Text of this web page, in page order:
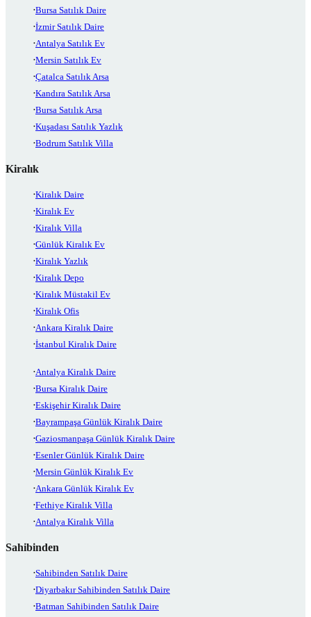
Bursa Satılık Daire
İzmir Satılık Daire
Antalya Satılık Ev
Mersin Satılık Ev
Çatalca Satılık Arsa
Kandıra Satılık Arsa
Bursa Satılık Arsa
Kuşadası Satılık Yazlık
Bodrum Satılık Villa
Kiralık
Kiralık Daire
Kiralık Ev
Kiralık Villa
Günlük Kiralık Ev
Kiralık Yazlık
Kiralık Depo
Kiralık Müstakil Ev
Kiralık Ofis
Ankara Kiralık Daire
İstanbul Kiralık Daire
Antalya Kiralık Daire
Bursa Kiralık Daire
Eskişehir Kiralık Daire
Bayrampaşa Günlük Kiralık Daire
Gaziosmanpaşa Günlük Kiralık Daire
Esenler Günlük Kiralık Daire
Mersin Günlük Kiralık Ev
Ankara Günlük Kiralık Ev
Fethiye Kiralık Villa
Antalya Kiralık Villa
Sahibinden
Sahibinden Satılık Daire
Diyarbakır Sahibinden Satılık Daire
Batman Sahibinden Satılık Daire